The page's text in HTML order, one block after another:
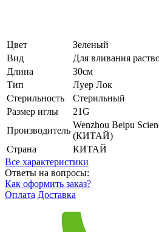
Цвет
Зеленый
Вид
Для вливания
Длина
30см
Тип
Луер Лок
Стерильность
Стерильный
Размер иглы
21G
Производитель
Wenzhou Beipu
(КИТАЙ)
Страна
КИТАЙ
Все характеристики
Ответы на вопросы:
Как оформить заказ?
Оплата Доставка